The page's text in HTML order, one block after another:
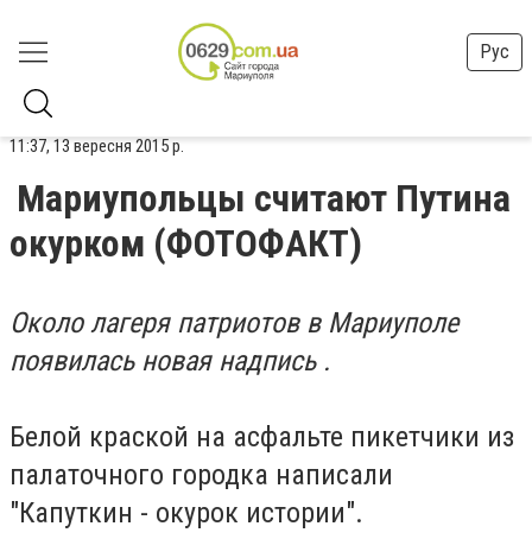
Рус
11:37, 13 вересня 2015 р.
Мариупольцы считают Путина
окурком (ФОТОФАКТ)
Около лагеря патриотов в Мариуполе
появилась новая надпись .
Белой краской на асфальте пикетчики из
палаточного городка написали
"Капуткин - окурок истории".